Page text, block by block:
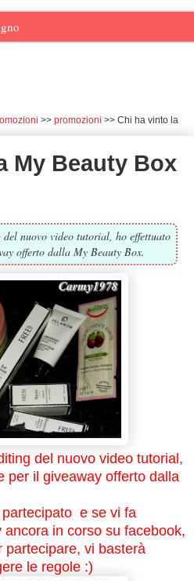
promozioni
Chi ha vinto la
My Beauty Box
nuovo video tutorial, ho effettuato
offerto dalla My Beauty Box.
del nuovo video tutorial,
per il giveaway offerto dalla
e se vi fa
in corso su facebook,
partecipare, vi basterà
le regole :)